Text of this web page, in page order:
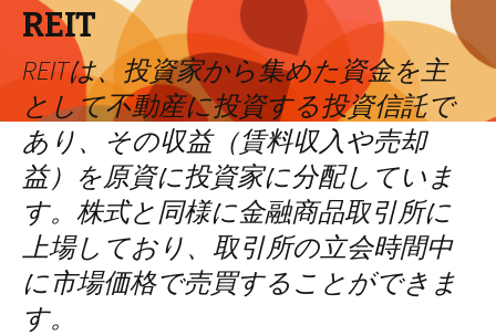
REIT
REITは、投資家から集めた資金を主
として不動産に投資する投資信託で
あり、その収益（賃料収入や売却
益）を原資に投資家に分配していま
す。株式と同様に金融商品取引所に
上場しており、取引所の立会時間中
に市場価格で売買することができま
す。